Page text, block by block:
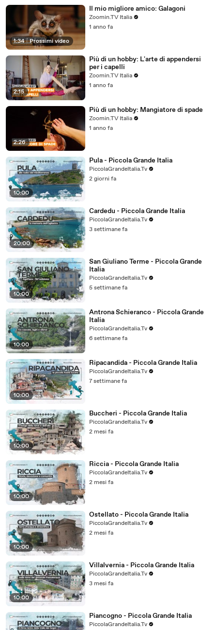
1:34 | Prossimi video
Il mio migliore amico: Galagoni
Zoomin.TV Italia
1 anno fa
2:15
Più di un hobby: L'arte di appendersi
per i capelli
Zoomin.TV Italia
1 anno fa
2:26
Più di un hobby: Mangiatore di spade
Zoomin.TV Italia
1 anno fa
10:00
Pula - Piccola Grande Italia
PiccolaGrandeItalia.Tv
2 giorni fa
20:00
Cardedu - Piccola Grande Italia
PiccolaGrandeItalia.Tv
3 settimane fa
10:00
San Giuliano Terme - Piccola Grande
Italia
PiccolaGrandeItalia.Tv
5 settimane fa
10:00
Antrona Schieranco - Piccola Grande
Italia
PiccolaGrandeItalia.Tv
6 settimane fa
10:00
Ripacandida - Piccola Grande Italia
PiccolaGrandeItalia.Tv
7 settimane fa
10:00
Buccheri - Piccola Grande Italia
PiccolaGrandeItalia.Tv
2 mesi fa
10:00
Riccia - Piccola Grande Italia
PiccolaGrandeItalia.Tv
2 mesi fa
10:00
Ostellato - Piccola Grande Italia
PiccolaGrandeItalia.Tv
2 mesi fa
10:00
Villalvernia - Piccola Grande Italia
PiccolaGrandeItalia.Tv
3 mesi fa
Piancogno - Piccola Grande Italia
PiccolaGrandeItalia.Tv